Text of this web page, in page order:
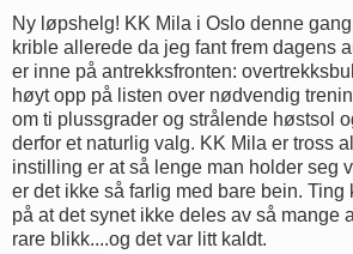
Ny løpshelg! KK Mila i Oslo denne
krible allerede da jeg fant frem dagens
er inne på antrekksfronten:
høyt opp på listen over nødvendig
om ti plussgrader og strålende høstsol
derfor et naturlig valg. KK Mila er tross
instilling er at så lenge man holder seg
er det ikke så farlig med bare bein. Ting
på at det synet ikke deles av så mange
rare blikk....og det var litt kaldt.